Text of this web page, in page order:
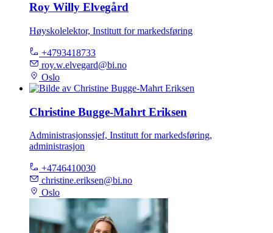
Roy Willy Elvegård
Høyskolelektor, Institutt for markedsføring
+4793418733
roy.w.elvegard@bi.no
Oslo
Christine Bugge-Mahrt Eriksen
Administrasjonssjef, Institutt for markedsføring,
administrasjon
+4746410030
christine.eriksen@bi.no
Oslo